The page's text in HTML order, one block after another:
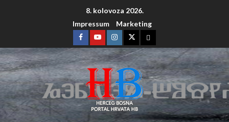
8. kolovoza 2026.
Impressum
Marketing